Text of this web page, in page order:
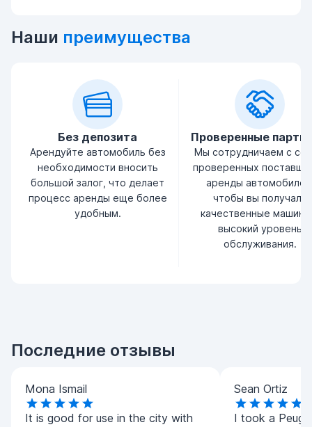
Наши преимущества
Без депозита
Арендуйте автомобиль без
необходимости вносить
большой залог, что делает
процесс аренды еще более
удобным.
Проверенные
Мы сотрудничаем с
проверенных
аренды
чтобы вы получали
качественные
высокий уровень
обслуживания.
Последние отзывы
Mona Ismail
It is good for use in the city with
Sean Ortiz
I took a